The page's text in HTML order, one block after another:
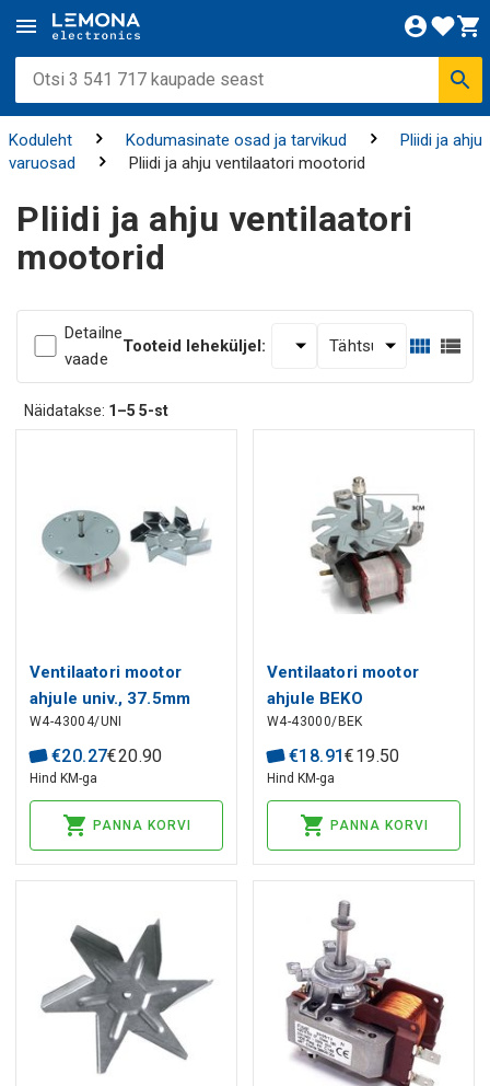
Koduleht Kodumasinate osad ja tarvikud
Pliidi ja ahju
varuosad
Pliidi ja ahju ventilaatori mootorid
Pliidi ja ahju ventilaatori
mootorid
Detailne
vaade
Tooteid leheküljel:
Näidatakse: 1–5 5-st
Ventilaatori mootor
ahjule univ., 37.5mm
W4-43004/UNI
€20.27€20.90
Hind KM-ga
PANNA KORVI
Ventilaatori mootor
ahjule BEKO
W4-43000/BEK
€18.91€19.50
Hind KM-ga
PANNA KORVI